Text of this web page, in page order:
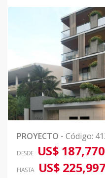
PROYECTO - Código:
DESDE US$ 187,770
HASTA US$ 225,997